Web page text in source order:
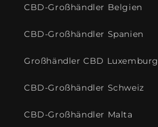
CBD-Großhändler Belgien
CBD-Großhändler Spanien
Großhändler CBD Luxemburg
CBD-Großhändler Schweiz
CBD-Großhändler Malta